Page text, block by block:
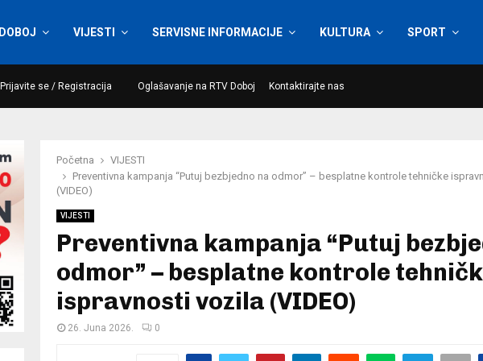
DOBOJ VIJESTI SERVISNE INFORMACIJE KULTURA SPORT
Prijavite se / Registracija Oglašavanje na RTV Doboj Kontaktirajte nas
Početna
VIJESTI
Preventivna kampanja “Putuj bezbjedno na odmor” – besplatne kontrole tehničke
(VIDEO)
VIJESTI
Preventivna kampanja “Putuj
odmor” – besplatne kontrole
ispravnosti vozila (VIDEO)
26. Juna 2026. 0